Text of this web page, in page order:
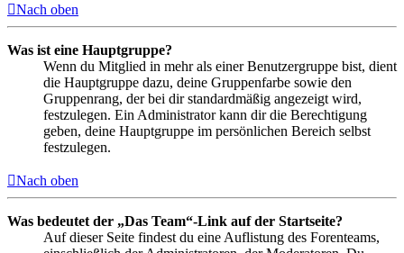
Nach oben
Was ist eine Hauptgruppe?
Wenn du Mitglied in mehr als einer Benutzergruppe bist, dient
die Hauptgruppe dazu, deine Gruppenfarbe sowie den
Gruppenrang, der bei dir standardmäßig angezeigt wird,
festzulegen. Ein Administrator kann dir die Berechtigung
geben, deine Hauptgruppe im persönlichen Bereich selbst
festzulegen.
Nach oben
Was bedeutet der „Das Team“-Link auf der Startseite?
Auf dieser Seite findest du eine Auflistung des Forenteams,